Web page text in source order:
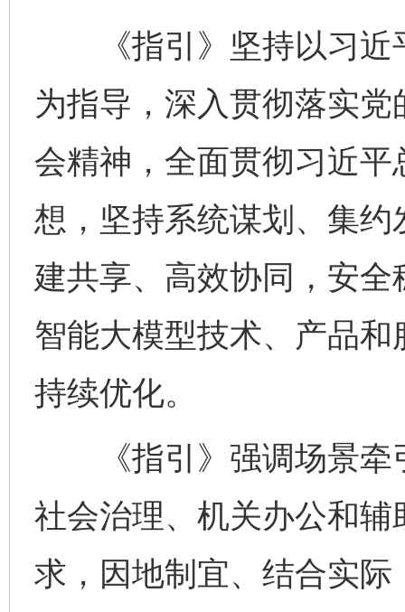
《指引》坚持以习近
为指导，深入贯彻落实
会精神，全面贯彻习近
想，坚持系统谋划、集
建共享、高效协同，安
智能大模型技术、产品
持续优化。
《指引》强调场景牵
社会治理、机关办公和
求，因地制宜、结合实